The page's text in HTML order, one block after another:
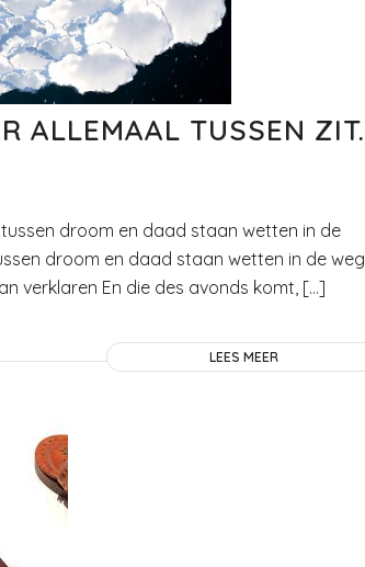
ALLEMAAL TUSSEN ZIT.
droom en daad staan wetten in de
droom en daad staan wetten in de weg
verklaren En die des avonds komt, […]
LEES MEER